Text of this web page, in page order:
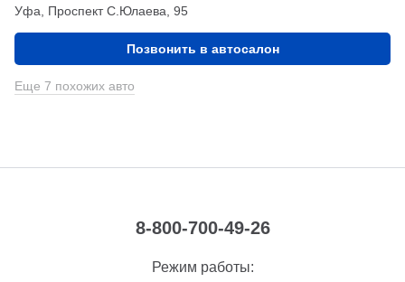
Уфа, Проспект С.Юлаева, 95
Позвонить в автосалон
Еще 7 похожих авто
8-800-700-49-26
Режим работы: